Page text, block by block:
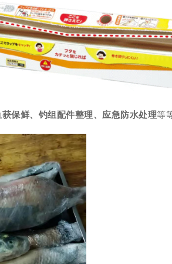
保鲜、钓组配件整理、应急防水处理等